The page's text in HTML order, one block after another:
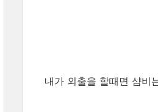
내가 외출을 할때면 샴비